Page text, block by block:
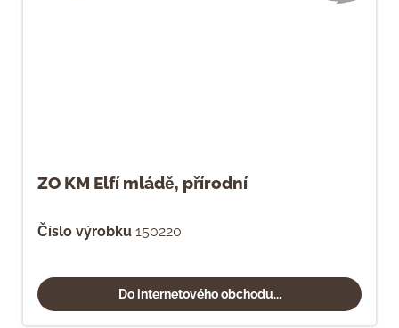
ZO KM Elfí mládě, přírodní
Číslo výrobku 150220
Do internetového obchodu...